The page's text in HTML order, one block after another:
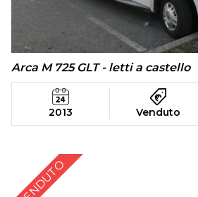
Arca M 725 GLT - letti a castello
2013 Venduto
VENDUTO